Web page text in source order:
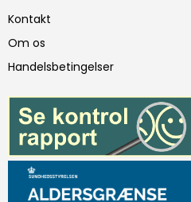
Kontakt
Om os
Handelsbetingelser